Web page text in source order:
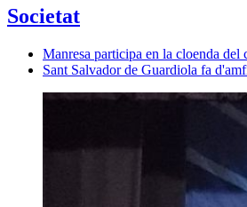
Societat
Manresa participa en la cloenda del
Sant Salvador de Guardiola fa